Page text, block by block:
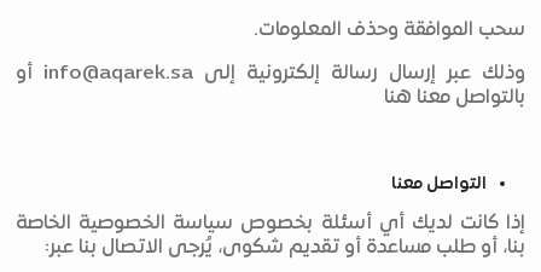
سحب الموافقة وحذف المعلومات.
وذلك عبر إرسال رسالة إلكترونية إلى info@aqarek.sa أو
بالتواصل معنا هنا
التواصل معنا
إذا كانت لديك أي أسئلة بخصوص سياسة الخصوصية الخاصة
بنا، أو طلب مساعدة أو تقديم شكوى، يُرجى الاتصال بنا عبر: